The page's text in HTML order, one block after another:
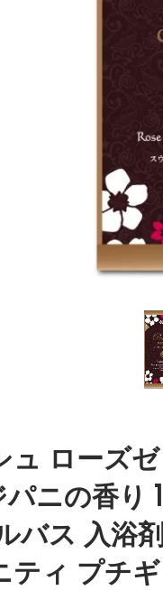
ュ ローズゼ
ニの香り 1
バス 入浴剤
ティ プチギ